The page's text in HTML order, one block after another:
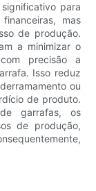
para
mas
de produção.
a minimizar o
precisão a
Isso reduz
ou
de produto.
garrafas, os
de produção,